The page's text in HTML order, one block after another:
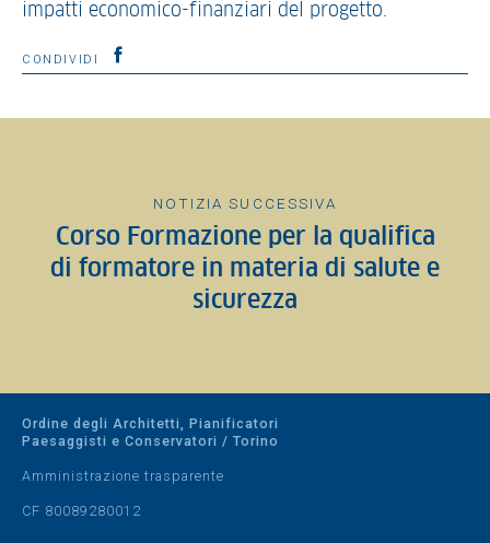
impatti economico-finanziari del progetto.
CONDIVIDI
NOTIZIA SUCCESSIVA
Corso Formazione per la qualifica
di formatore in materia di salute e
sicurezza
Ordine degli Architetti, Pianificatori
Paesaggisti e Conservatori / Torino
Amministrazione trasparente
CF 80089280012